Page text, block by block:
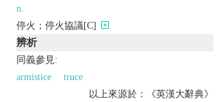
n.
停火；停火協議[C]
辨析
同義參見:
armistice
truce
以上來源於：《英漢大辭典》